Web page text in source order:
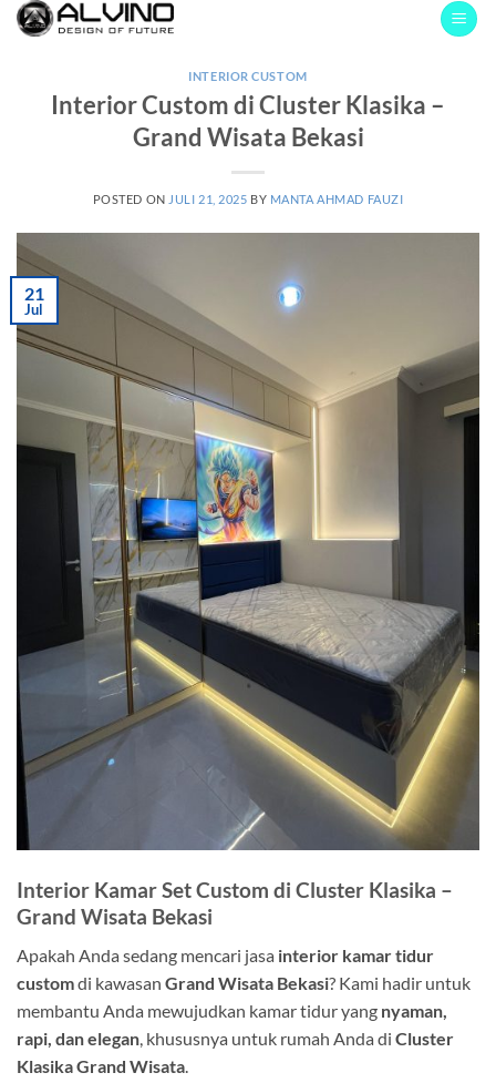
Skip
INTERIOR CUSTOM
Interior Custom di Cluster Klasika –
Grand Wisata Bekasi
POSTED ON JULI 21, 2025 BY MANTA AHMAD FAUZI
21
Jul
Interior Kamar Set Custom di Cluster Klasika –
Grand Wisata Bekasi
Apakah Anda sedang mencari jasa interior kamar tidur
customdi kawasan Grand Wisata Bekasi? Kami hadir untuk
membantu Anda mewujudkan kamar tidur yang nyaman,
rapi, dan elegan , khususnya untuk rumah Anda di Cluster
Klasika Grand Wisata